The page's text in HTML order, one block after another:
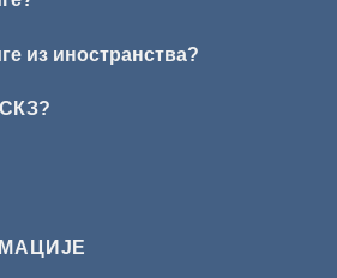
Раичковић“
Ристовићу
из иностранства?
СКЗ?